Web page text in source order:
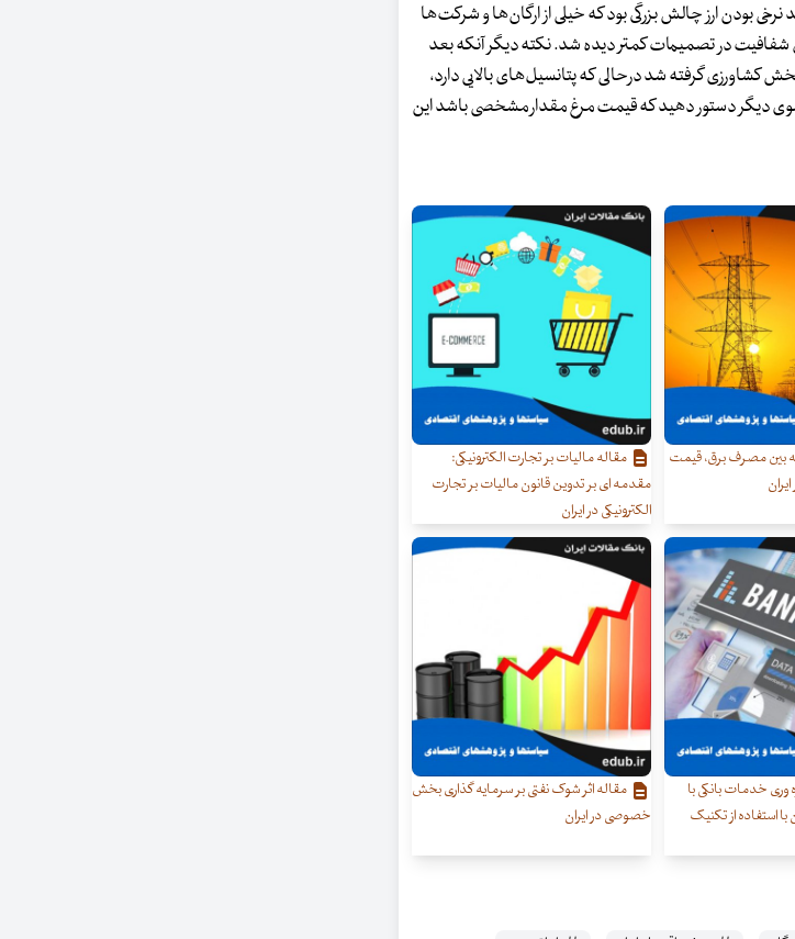
بودن ارز چالش بزرگی بود که خیلی از ارگان‌ها و شرکت‌ها
شفافیت در تصمیمات کمتر دیده شد. نکته دیگر آنکه بعد
گرفته شد درحالی که پتانسیل‌های بالایی دارد،
دیگر دستور دهید که قیمت مرغ مقدار مشخصی باشد این
بین مصرف برق، قیمت
مقاله مالیات بر تجارت الکترونیکی:
مقدمه ای بر تدوین قانون مالیات بر تجارت
الکترونیکی در ایران
وری خدمات بانکی با
استفاده از تکنیک
مقاله اثر شوک نفتی بر سرمایه گذاری بخش
خصوصی در ایران